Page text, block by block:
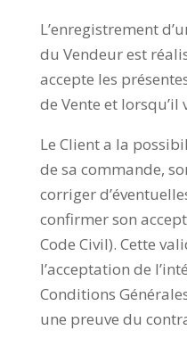
L’enregistrement
du Vendeur est
accepte les
de Vente et
Le Client a la
de sa commande,
corriger
confirmer son
Code Civil). Cette
l’acceptation de
Conditions
une preuve du